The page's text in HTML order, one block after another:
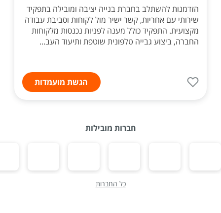
הזדמנות להשתלב בחברת בנייה יציבה ומובילה בתפקיד
שירותי עם אחריות, קשר ישיר מול לקוחות וסביבת עבודה
מקצועית. התפקיד כולל מענה לפניות נכנסות מלקוחות
החברה, ביצוע גבייה טלפונית שוטפת ותיעוד העב...
הגשת מועמדות
חברות מובילות
כל החברות